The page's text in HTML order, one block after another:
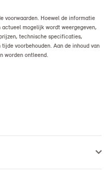
voorwaarden. Hoewel de informatie
mogelijk wordt weergegeven,
technische specificaties,
voorbehouden. Aan de inhoud van
worden ontleend.